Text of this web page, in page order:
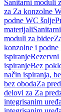
Sanitarni moduli
za Za konzolne
podne WC šolje
materijali
moduli za bidee
konzolne i podne
ispiranjeRezervni
ispiranjeBez
način ispiranja,
bez obodaZa
delovi za Za
integrisanim